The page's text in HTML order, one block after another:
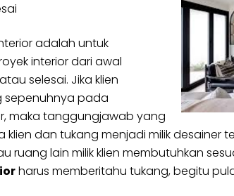
adalah untuk
interior dari awal
selesai. Jika klien
sepenuhnya pada
maka tanggungjawab yang
dan tukang menjadi milik desainer
ruang lain milik klien membutuhkan
harus memberitahu tukang, begitu